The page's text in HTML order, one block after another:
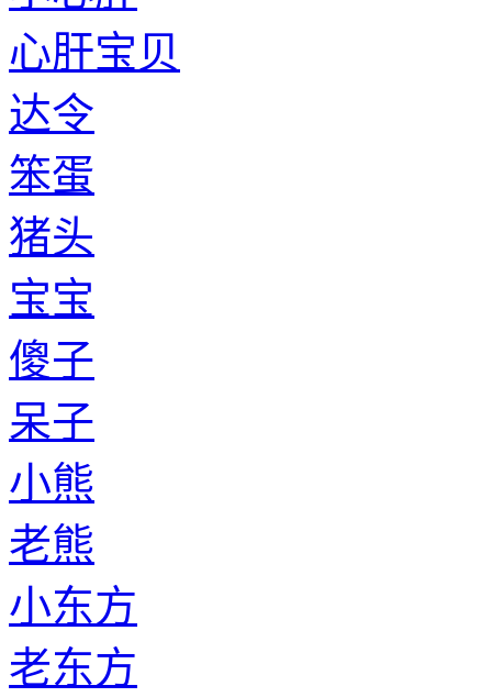
心肝宝贝
达令
笨蛋
猪头
宝宝
傻子
呆子
小熊
老熊
小东方
老东方